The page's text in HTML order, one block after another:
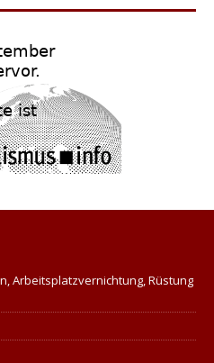
Arbeitsplatzvernichtung, Rüstung